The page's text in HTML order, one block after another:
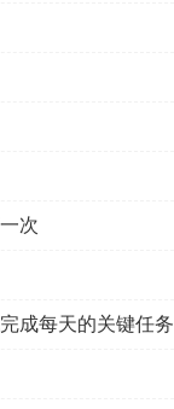
次
成每天的关键任务